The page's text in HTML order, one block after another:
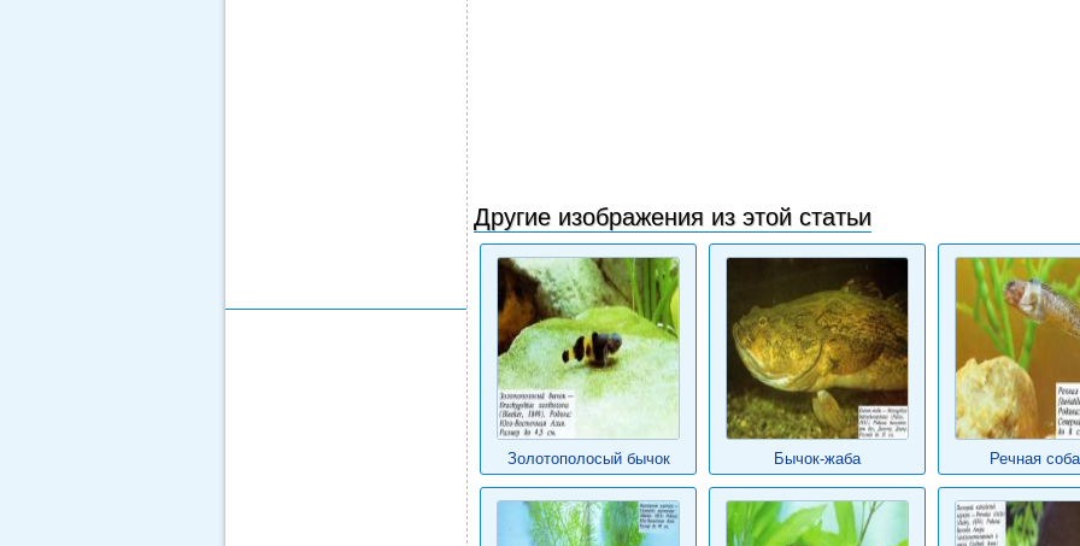
Другие изображения из этой статьи
Золотополосый бычок Бычок-жаба Речная